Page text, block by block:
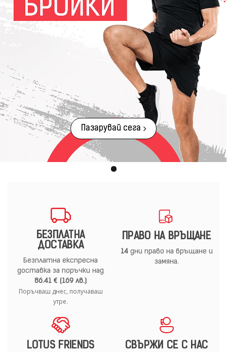
Пазарувай сега
БЕЗПЛАТНА
ДОСТАВКА
Безплатна експресна
доставка за поръчки над
86.41 € (169 лв.)
Поръчваш днес, получаваш
утре.
ПРАВО НА ВРЪЩАНЕ
14дни право на връщане и
замяна.
LOTUS FRIENDS СВЪРЖИ СЕ С НАС